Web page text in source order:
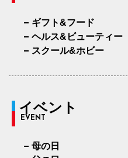
ギフト&フード
ヘルス&ビューティー
スクール&ホビー
イベント
EVENT
母の日